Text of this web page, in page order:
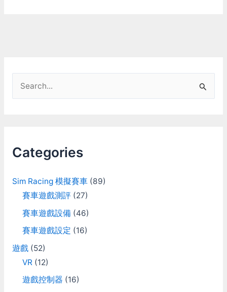
覺得很需要換檔，是覺得比
較不滿意的地方。 進彎輪
還會發出來令片含住的嘰嘰
聲，這感覺還挺不錯的。
麼特別奇怪的地方。 若跟
Assetto corsa比較的話，
iRacing路面的反應比較清
點。抓地的感覺有點像是
iRacing是開在”砂紙”上，而
AC是開在”橡膠墊”上。不過
這也有可能是音效帶來的感
覺，iRacing的聲音都比較
尖銳一點。 控制器支援 沒
有preset，沒法在多組設定
e
h
Categories
Sim Racing 模擬賽車(89)
賽車遊戲測評(27)
賽車遊戲設備(46)
賽車遊戲設定 (16)
遊戲(52)
VR(12)
遊戲控制器 (16)